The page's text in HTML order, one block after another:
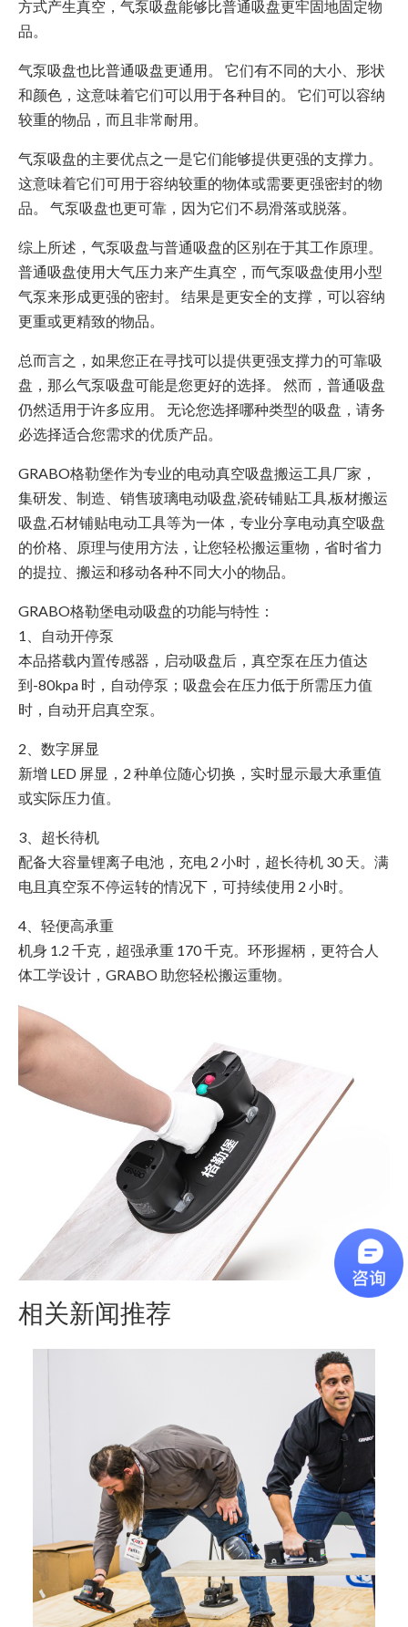
方式产生真空，气泵吸盘能够比普通吸盘更牢固地固定物
品。
气泵吸盘也比普通吸盘更通用。 它们有不同的大小、形状
和颜色，这意味着它们可以用于各种目的。 它们可以容纳
较重的物品，而且非常耐用。
气泵吸盘的主要优点之一是它们能够提供更强的支撑力。
这意味着它们可用于容纳较重的物体或需要更强密封的物
品。 气泵吸盘也更可靠，因为它们不易滑落或脱落。
综上所述，气泵吸盘与普通吸盘的区别在于其工作原理。
普通吸盘使用大气压力来产生真空，而气泵吸盘使用小型
气泵来形成更强的密封。 结果是更安全的支撑，可以容纳
更重或更精致的物品。
总而言之，如果您正在寻找可以提供更强支撑力的可靠吸
盘，那么气泵吸盘可能是您更好的选择。 然而，普通吸盘
仍然适用于许多应用。 无论您选择哪种类型的吸盘，请务
必选择适合您需求的优质产品。
GRABO格勒堡作为专业的电动真空吸盘搬运工具厂家，
集研发、制造、销售玻璃电动吸盘,瓷砖铺贴工具,板材搬运
吸盘,石材铺贴电动工具等为一体，专业分享电动真空吸盘
的价格、原理与使用方法，让您轻松搬运重物，省时省力
的提拉、搬运和移动各种不同大小的物品。
GRABO格勒堡电动吸盘的功能与特性：
1、自动开停泵
本品搭载内置传感器，启动吸盘后，真空泵在压力值达
到-80kpa 时，自动停泵；吸盘会在压力低于所需压力值
时，自动开启真空泵。
2、数字屏显
新增 LED 屏显，2 种单位随心切换，实时显示最大承重值
或实际压力值。
3、超长待机
配备大容量锂离子电池，充电 2 小时，超长待机 30 天。满
电且真空泵不停运转的情况下，可持续使用 2 小时。
4、轻便高承重
机身 1.2 千克，超强承重 170 千克。环形握柄，更符合人
体工学设计，GRABO 助您轻松搬运重物。
相关新闻推荐